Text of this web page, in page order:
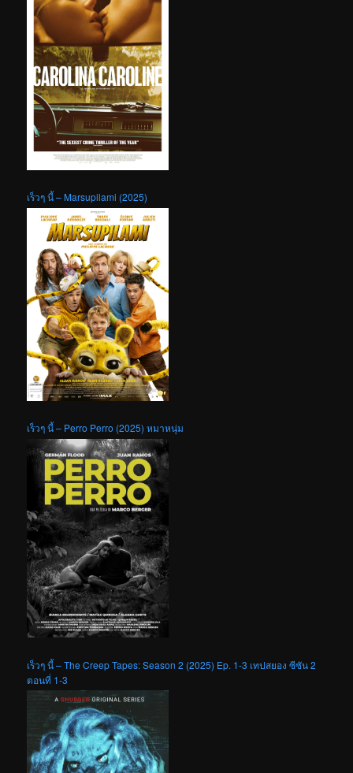
เร็วๆ นี้ – Marsupilami (2025)
เร็วๆ นี้ – Perro Perro (2025) หมาหนุ่ม
เร็วๆ นี้ – The Creep Tapes: Season 2 (2025) Ep. 1-3 เทปสยอง ซีซัน 2
ตอนที่ 1-3